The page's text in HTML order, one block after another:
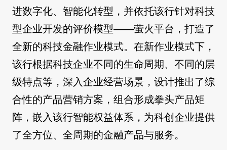
进数字化、智能化转型，并依托该行针对科技
型企业开发的评价模型——萤火平台，打造了
全新的科技金融作业模式。在新作业模式下，
该行根据科技企业不同的生命周期、不同的层
级特点等，深入企业经营场景，设计推出了综
合性的产品营销方案，组合形成拳头产品矩
阵，嵌入该行智能权益体系，为科创企业提供
了全方位、全周期的金融产品与服务。